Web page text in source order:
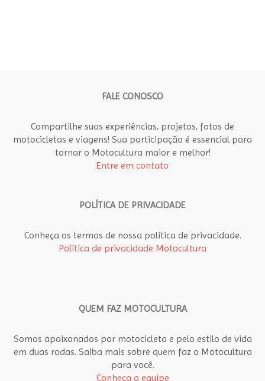
FALE CONOSCO
Compartilhe suas experiências, projetos, fotos de
motocicletas e viagens! Sua participação é essencial para
tornar o Motocultura maior e melhor!
Entre em contato
POLÍTICA DE PRIVACIDADE
Conheça os termos de nossa política de privacidade.
Política de privacidade Motocultura
QUEM FAZ MOTOCULTURA
Somos apaixonados por motocicleta e pelo estilo de vida
em duas rodas. Saiba mais sobre quem faz o Motocultura
para você.
Conheça a equipe